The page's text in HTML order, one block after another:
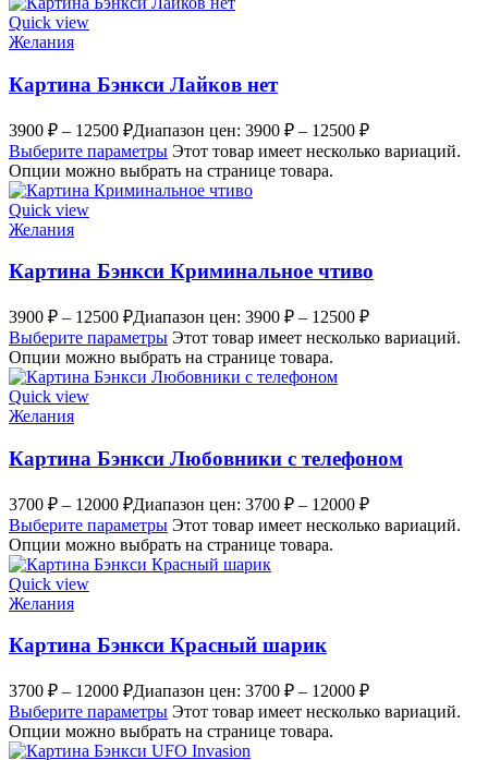
Quick view
Желания
Картина Бэнкси Лайков нет
3900 ₽ – 12500 ₽Диапазон цен: 3900 ₽ – 12500 ₽
Выберите параметры Этот товар имеет несколько вариаций.
Опции можно выбрать на странице товара.
Quick view
Желания
Картина Бэнкси Криминальное чтиво
3900 ₽ – 12500 ₽Диапазон цен: 3900 ₽ – 12500 ₽
Выберите параметры Этот товар имеет несколько вариаций.
Опции можно выбрать на странице товара.
Quick view
Желания
Картина Бэнкси Любовники с телефоном
3700 ₽ – 12000 ₽Диапазон цен: 3700 ₽ – 12000 ₽
Выберите параметры Этот товар имеет несколько вариаций.
Опции можно выбрать на странице товара.
Quick view
Желания
Картина Бэнкси Красный шарик
3700 ₽ – 12000 ₽Диапазон цен: 3700 ₽ – 12000 ₽
Выберите параметры Этот товар имеет несколько вариаций.
Опции можно выбрать на странице товара.